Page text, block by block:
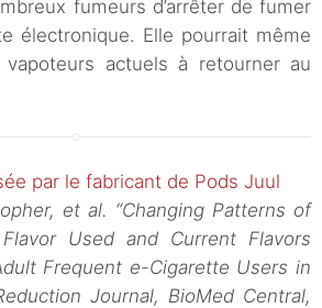
fumeurs d’arrêter de fumer
électronique. Elle pourrait même
vapoteurs actuels à retourner au
par le fabricant de Pods Juul
et al. “Changing Patterns of
Used and Current Flavors
Frequent e-Cigarette Users in
Journal, BioMed Central,